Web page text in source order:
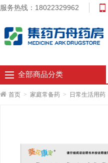
服务热线：18022329962
全部商品分类
首页 > 家庭常备药 > 日常生活用药